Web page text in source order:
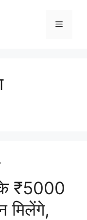
Menu
के ₹5000
मिलेंगे,